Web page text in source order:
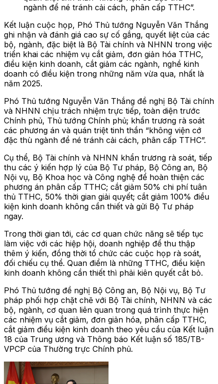
ngành để né tránh cải cách, phân cấp TTHC”.
Kết luận cuộc họp, Phó Thủ tướng Nguyễn Văn Thắng
ghi nhận và đánh giá cao sự cố gắng, quyết liệt của các
bộ, ngành, đặc biệt là Bộ Tài chính và NHNN trong việc
triển khai các nhiệm vụ cắt giảm, đơn giản hóa TTHC,
điều kiện kinh doanh, cắt giảm các ngành, nghề kinh
doanh có điều kiện trong những năm vừa qua, nhất là
năm 2025.
Phó Thủ tướng Nguyễn Văn Thắng đề nghị Bộ Tài chính
và NHNN chịu trách nhiệm trực tiếp, toàn diện trước
Chính phủ, Thủ tướng Chính phủ; khẩn trương rà soát
các phương án và quán triệt tinh thần “không viện cớ
đặc thù ngành để né tránh cải cách, phân cấp TTHC”.
Cụ thể, Bộ Tài chính và NHNN khẩn trương rà soát, tiếp
thu các ý kiến hợp lý của Bộ Tư pháp, Bộ Công an, Bộ
Nội vụ, Bộ Khoa học và Công nghệ để hoàn thiện các
phương án phân cấp TTHC; cắt giảm 50% chi phí tuân
thủ TTHC, 50% thời gian giải quyết; cắt giảm 100% điều
kiện kinh doanh không cần thiết và gửi Bộ Tư pháp
ngay.
Trong thời gian tới, các cơ quan chức năng sẽ tiếp tục
làm việc với các hiệp hội, doanh nghiệp để thu thập
thêm ý kiến, đồng thời tổ chức các cuộc họp rà soát,
đối chiếu cụ thể. Quan điểm là những TTHC, điều kiện
kinh doanh không cần thiết thì phải kiên quyết cắt bỏ.
Phó Thủ tướng đề nghị Bộ Công an, Bộ Nội vụ, Bộ Tư
pháp phối hợp chặt chẽ với Bộ Tài chính, NHNN và các
bộ, ngành, cơ quan liên quan trong quá trình thực hiện
các nhiệm vụ cắt giảm, đơn giản hóa, phân cấp TTHC,
cắt giảm điều kiện kinh doanh theo yêu cầu của Kết luận
18 của Trung ương và Thông báo Kết luận số 185/TB-
VPCP của Thường trực Chính phủ.